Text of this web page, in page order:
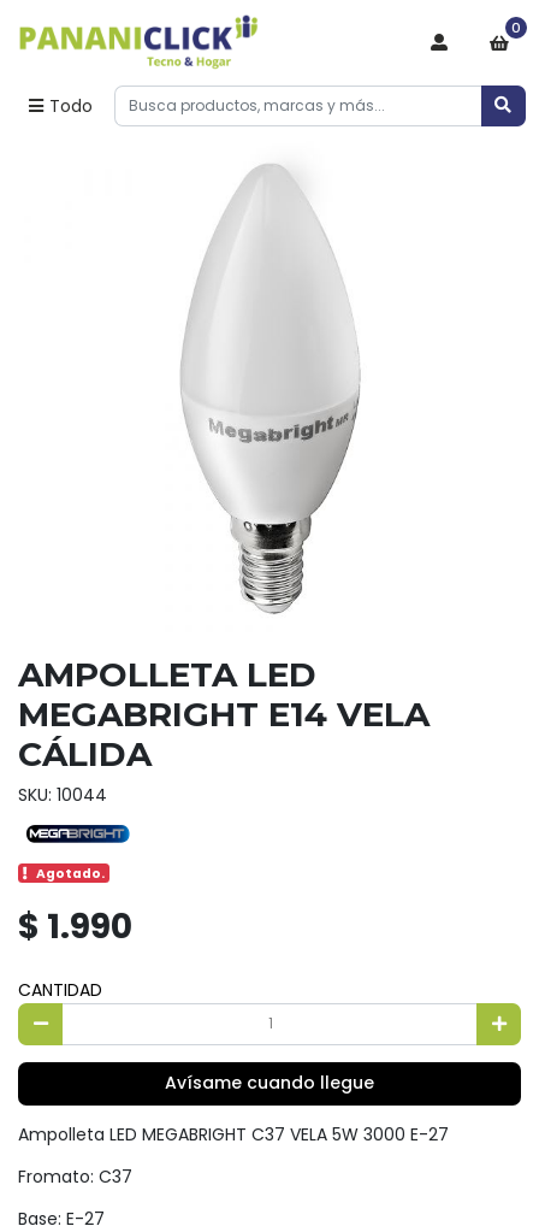
Todo
0
AMPOLLETA LED
MEGABRIGHT E14 VELA
CÁLIDA
SKU: 10044
Agotado.
$ 1.990
CANTIDAD
Avísame cuando llegue
Ampolleta LED MEGABRIGHT C37 VELA 5W 3000 E-27
Fromato: C37
Base: E-27